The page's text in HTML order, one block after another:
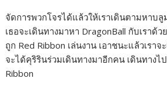
จัดการพวกโจรได้แล้วให้เราเดินตามหาบ
เธอจะเดินทางมาหา DragonBall กับเราด้ว
ถูก Red Ribbon เล่นงาน เอาชนะแล้วเราจ
จะได้คุริรินร่วมเดินทางมาอีกคน เดินทางไ
Ribbon